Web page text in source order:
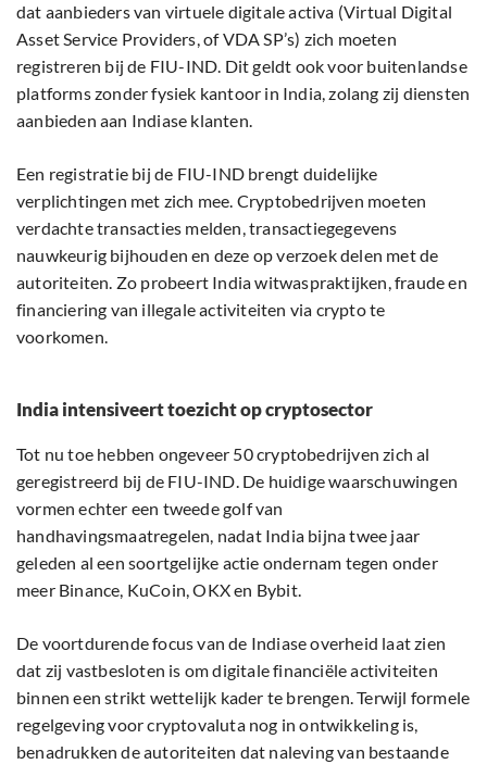
dat aanbieders van virtuele digitale activa (Virtual Digital
Asset Service Providers, of VDA SP’s) zich moeten
registreren bij de FIU-IND. Dit geldt ook voor buitenlandse
platforms zonder fysiek kantoor in India, zolang zij diensten
aanbieden aan Indiase klanten.
Een registratie bij de FIU-IND brengt duidelijke
verplichtingen met zich mee. Cryptobedrijven moeten
verdachte transacties melden, transactiegegevens
nauwkeurig bijhouden en deze op verzoek delen met de
autoriteiten. Zo probeert India witwaspraktijken, fraude en
financiering van illegale activiteiten via crypto te
voorkomen.
India intensiveert toezicht op cryptosector
Tot nu toe hebben ongeveer 50 cryptobedrijven zich al
geregistreerd bij de FIU-IND. De huidige waarschuwingen
vormen echter een tweede golf van
handhavingsmaatregelen, nadat India bijna twee jaar
geleden al een soortgelijke actie ondernam tegen onder
meer Binance, KuCoin, OKX en Bybit.
De voortdurende focus van de Indiase overheid laat zien
dat zij vastbesloten is om digitale financiële activiteiten
binnen een strikt wettelijk kader te brengen. Terwijl formele
regelgeving voor cryptovaluta nog in ontwikkeling is,
benadrukken de autoriteiten dat naleving van bestaande